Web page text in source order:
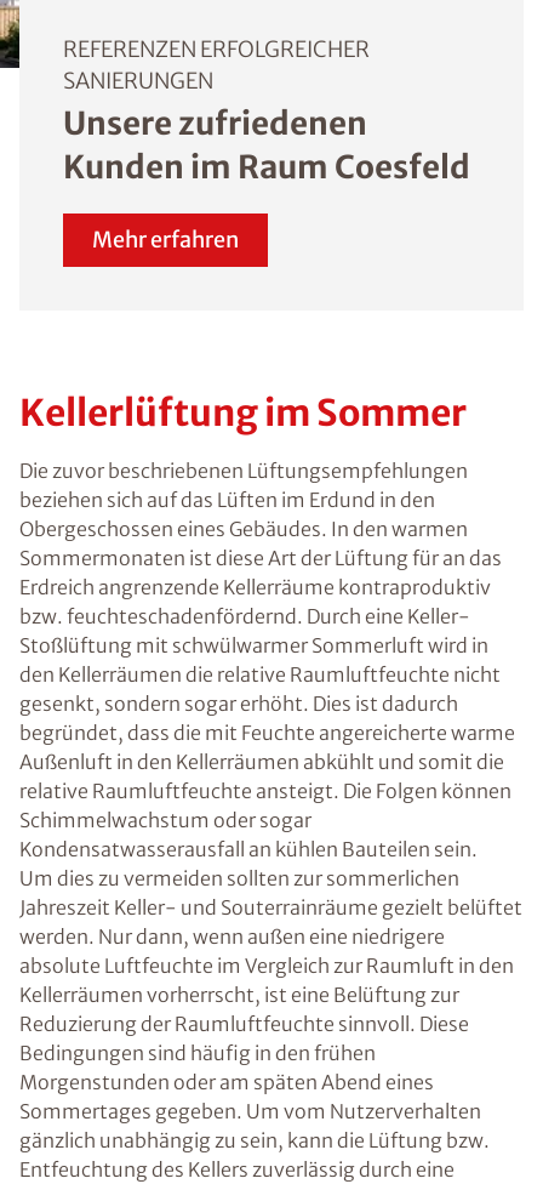
REFERENZEN ERFOLGREICHER
SANIERUNGEN
Unsere zufriedenen
Kunden im Raum Coesfeld
Mehr erfahren
Kellerlüftung im Sommer
Die zuvor beschriebenen Lüftungsempfehlungen
beziehen sich auf das Lüften im Erdund in den
Obergeschossen eines Gebäudes. In den warmen
Sommermonaten ist diese Art der Lüftung für an das
Erdreich angrenzende Kellerräume kontraproduktiv
bzw. feuchteschadenfördernd. Durch eine Keller-
Stoßlüftung mit schwülwarmer Sommerluft wird in
den Kellerräumen die relative Raumluftfeuchte nicht
gesenkt, sondern sogar erhöht. Dies ist dadurch
begründet, dass die mit Feuchte angereicherte warme
Außenluft in den Kellerräumen abkühlt und somit die
relative Raumluftfeuchte ansteigt. Die Folgen können
Schimmelwachstum oder sogar
Kondensatwasserausfall an kühlen Bauteilen sein.
Um dies zu vermeiden sollten zur sommerlichen
Jahreszeit Keller- und Souterrainräume gezielt belüftet
werden. Nur dann, wenn außen eine niedrigere
absolute Luftfeuchte im Vergleich zur Raumluft in den
Kellerräumen vorherrscht, ist eine Belüftung zur
Reduzierung der Raumluftfeuchte sinnvoll. Diese
Bedingungen sind häufig in den frühen
Morgenstunden oder am späten Abend eines
Sommertages gegeben. Um vom Nutzerverhalten
gänzlich unabhängig zu sein, kann die Lüftung bzw.
Entfeuchtung des Kellers zuverlässig durch eine